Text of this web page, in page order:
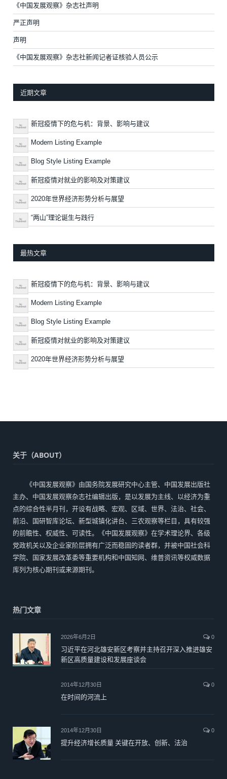
《中国发展观察》杂志社声明
严正声明
声明
《中国发展观察》杂志社新闻记者证核验人员公示
近期文章
新冠疫情下的危与机：背景、影响与建议
Modern Listing Example
Blog Style Listing Example
新冠疫情对就业的影响及对策建议
2020年世界经济形势分析与展望
“两山”理论诞生与践行
最热文章
新冠疫情下的危与机：背景、影响与建议
Modern Listing Example
Blog Style Listing Example
新冠疫情对就业的影响及对策建议
2020年世界经济形势分析与展望
关于（ABOUT）
《中国发展观察》由国务院发展研究中心主管、中国发展出版社
主办、中国发展观察杂志社编辑出版，是以发展为主线、以经济为重
点的综合性半月刊，开设有战略、宏观、区域、世界、法治、社会、
前沿、国研智库论坛、新型城镇化讲台、三农观察等栏目，具有较强
的前瞻性、权威性、可读性。《中国发展观察》在学术理论界、各级
党政机关以及企业家阶层拥有广泛而稳固的读者群，并被中国社会科
学院、国家发展改革委等重要机构和中国知网、维普资讯等权威数据
库列为核心期刊或来源期刊。
热门文章
2026年6月2日 0
习近平在河北雄安新区考察并主持召开深入推进雄安
新区高质量建设和发展座谈会
2014年12月30日 0
在时间的河流上
2014年12月30日 0
提升经济增长质量 关键在开放、创新、法治